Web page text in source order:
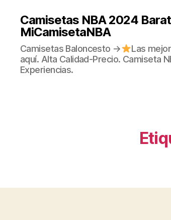
Camisetas NBA 2024
MiCamisetaNBA
Camisetas Baloncesto →
Las
aquí. Alta Calidad-Precio. Camiseta
Experiencias.